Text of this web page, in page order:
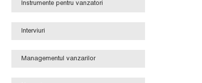
Instrumente pentru vanzatori
Interviuri
Managementul vanzarilor